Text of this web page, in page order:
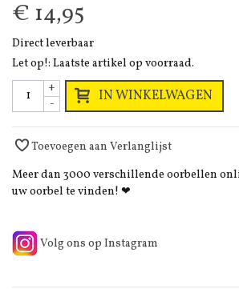
€ 14,95
Direct leverbaar
Let op!: Laatste artikel op voorraad.
-
+ IN WINKELWAGEN
Toevoegen aan Verlanglijst
Meer dan 3000 verschillende oorbellen
uw oorbel te vinden! ❤
Volg ons op Instagram